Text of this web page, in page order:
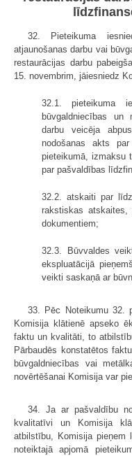
32. Pieteikuma
atjaunošanas darbu vai
restaurācijas darbu
15. novembrim, jāiesniedz
32.1. pieteikuma
būvgaldniecības un
darbu veicēja
nodošanas akts
pieteikumā, izmaksu
par pašvaldības
32.2. atskaiti par
rakstiskas atskaites,
dokumentiem;
32.3. Būvvaldes
ekspluatācijā
veikti saskaņā ar
33. Pēc Noteikumu 32.
Komisija klātienē apseko
faktu un kvalitāti, to
Pārbaudēs konstatētos
būvgaldniecības vai
novērtēšanai Komisija var
34. Ja ar pašvaldību
kvalitatīvi un Komisija
atbilstību, Komisija pieņem
noteiktajā apjomā